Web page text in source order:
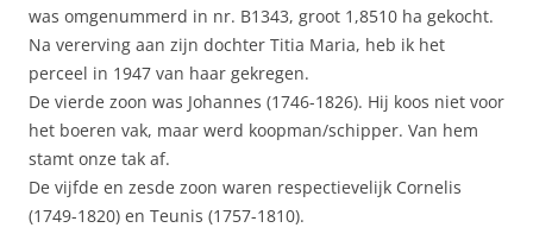
was omgenummerd in nr. B1343, groot 1,8510 ha gekocht.
Na vererving aan zijn dochter Titia Maria, heb ik het
perceel in 1947 van haar gekregen.
De vierde zoon was Johannes (1746-1826). Hij koos niet voor
het boeren vak, maar werd koopman/schipper. Van hem
stamt onze tak af.
De vijfde en zesde zoon waren respectievelijk Cornelis
(1749-1820) en Teunis (1757-1810).